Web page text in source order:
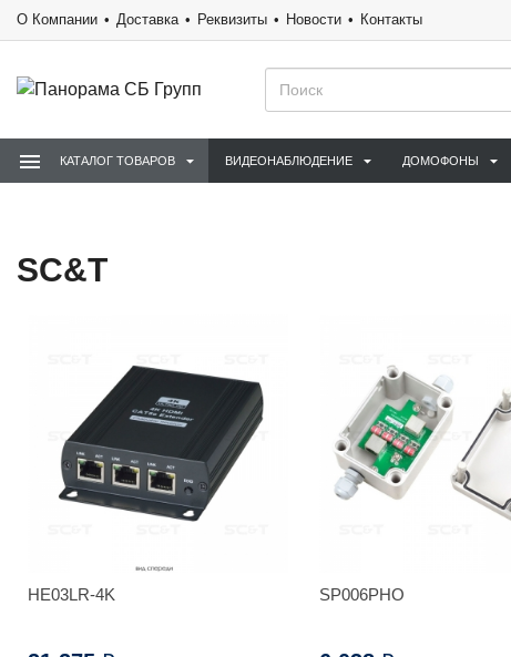
О Компании Доставка Реквизиты Новости Контакты
КАТАЛОГ ТОВАРОВ ВИДЕОНАБЛЮДЕНИЕ ДОМОФОНЫ
SC&T
HE03LR-4K SP006PHO